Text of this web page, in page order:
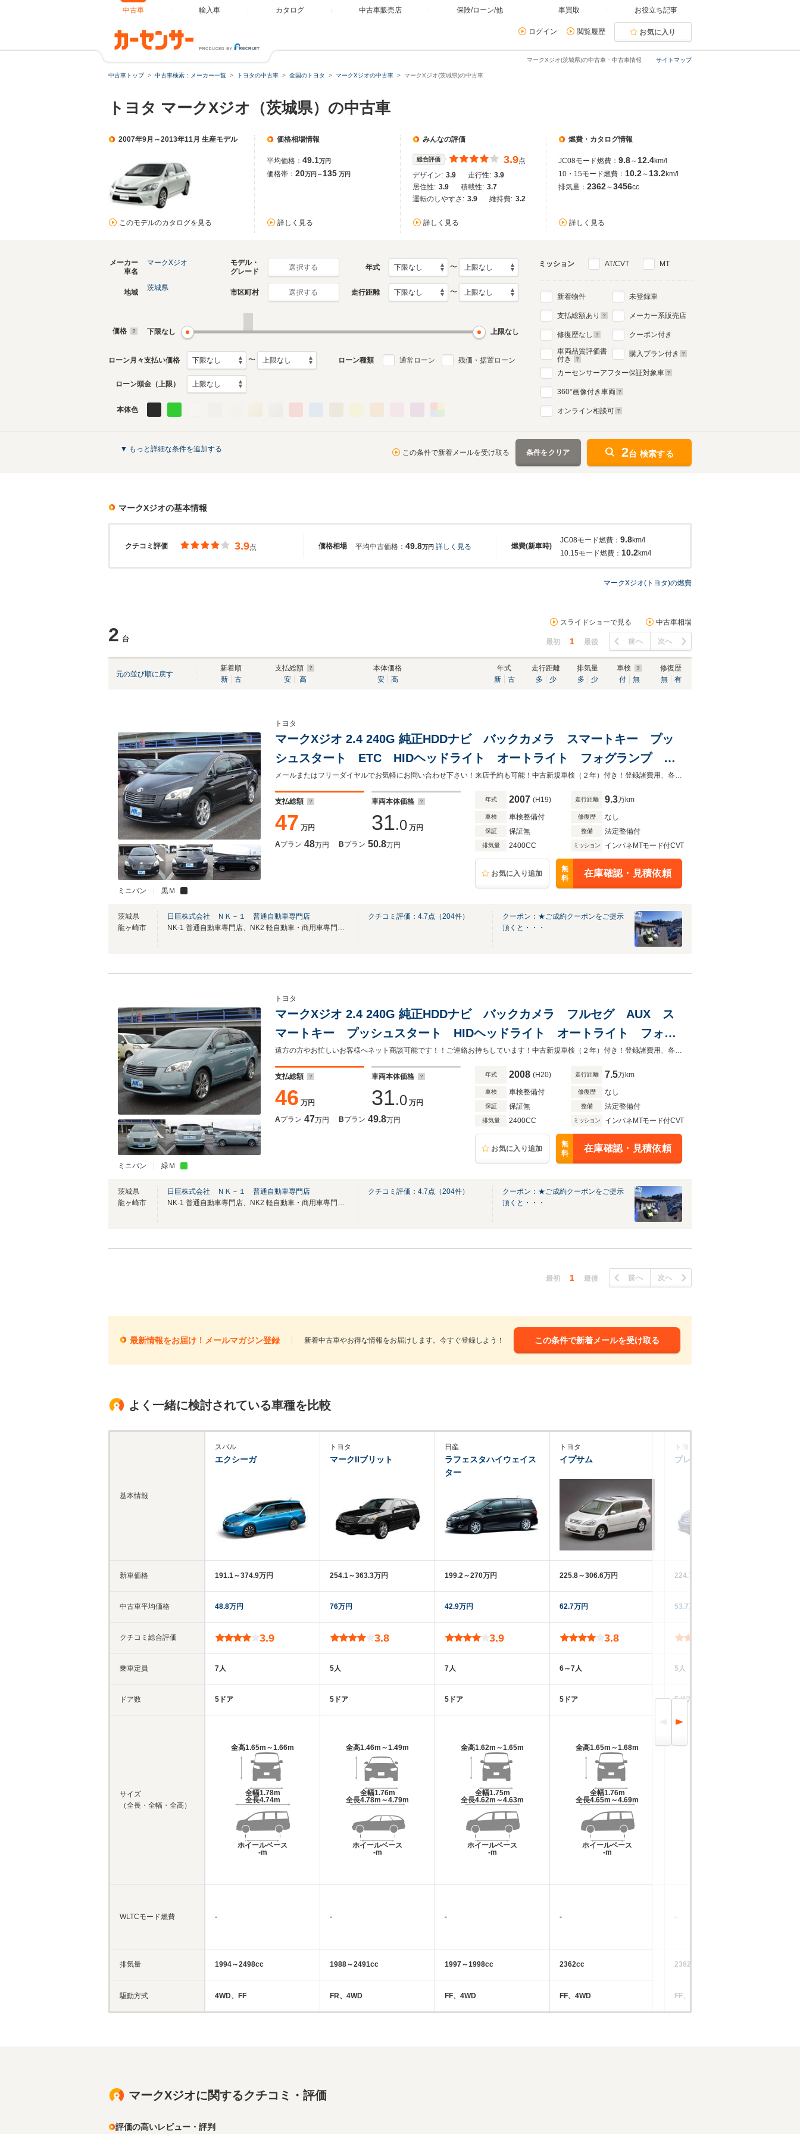
中古車 輸入車 カタログ 中古車販売店 保険/ローン/他 車買取 お役立ち記事
ログイン 閲覧履歴 お気に入り
サイトマップ
マークXジオ(茨城県)の中古車・中古車情報
中古車トップ 中古車検索：メーカー一覧 トヨタの中古車 全国のトヨタ マークXジオの中古車 マークXジオ(茨城県)の中古車
トヨタ マークXジオ（茨城県）の中古車
2007年9月～2013年11月 生産モデル
このモデルのカタログを見る
価格相場情報
平均価格： 49.1万円
価格帯： 20万円～135 万円
詳しく見る
みんなの評価
総合評価 3.9点
デザイン: 3.9 走行性: 3.9
居住性: 3.9 積載性: 3.7
運転のしやすさ: 3.9 維持費: 3.2
詳しく見る
燃費・カタログ情報
JC08モード燃費： 9.8～ 12.4km/l
10・15モード燃費： 10.2～ 13.2km/l
排気量： 2362～3456cc
詳しく見る
メーカー
車名
マークXジオ
モデル・
グレード
選択する 年式 〜
地域
茨城県
市区町村 選択する 走行距離 〜
価格 下限なし 上限なし
ローン月々支払い価格 〜 ローン種類 通常ローン 残価・据置ローン
ローン頭金（上限）
本体色
ミッション AT/CVT MT
新着物件
支払総額あり
修復歴なし
車両品質評価書
付き
未登録車
メーカー系販売店
クーポン付き
購入プラン付き
カーセンサーアフター保証対象車
360°画像付き車両
オンライン相談可
▼ もっと詳細な条件を追加する この条件で新着メールを受け取る 条件をクリア 2台 検索する
マークXジオの基本情報
クチコミ評価 価格相場 燃費(新車時)
3.9点 平均中古価格： 49.8万円 詳しく見る
JC08モード燃費： 9.8km/l
10.15モード燃費： 10.2km/l
マークXジオ(トヨタ)の燃費
2 台
スライドショーで見る 中古車相場
最初 1 最後 前へ 次へ
元の並び順に戻す
新着順
新
古
支払総額
安
高
本体価格
安
高
年式
新
古
走行距離
多
少
排気量
多
少
車検
付
無
修復歴
無
有
ミニバン 黒Ｍ
トヨタ
マークXジオ 2.4 240G 純正HDDナビ バックカメラ スマートキー プッ
シュスタート ETC HIDヘッドライト オートライト フォグランプ パ
ワーシート 社外アルミ
メールまたはフリーダイヤルでお気軽にお問い合わせ下さい！来店予約も可能！中古新規車検（２年）付き！登録諸費用、各税金、すべて総額に含みます（関東のみ）納車費用は別途必要です
支払総額
47 万円
車両本体価格
31.0 万円
Aプラン 48万円 Bプラン 50.8万円
年式 2007 (H19) 走行距離 9.3万km
車検 車検整備付 修復歴 なし
保証 保証無 整備 法定整備付
排気量 2400CC ミッション インパネMTモード付CVT
お気に入り追加
無
料
在庫確認・見積依頼
茨城県
龍ヶ崎市
日巨株式会社 ＮＫ－１ 普通自動車専門店
NK-1 普通自動車専門店、NK2 軽自動車・商用車専門店にて総在庫車両約300台展示中！
クチコミ評価： 4.7点（204件）
クーポン：★ご成約クーポンをご提示
頂くと・・・
ミニバン 緑Ｍ
トヨタ
マークXジオ 2.4 240G 純正HDDナビ バックカメラ フルセグ AUX ス
マートキー プッシュスタート HIDヘッドライト オートライト フォグ
ランプ ETC リアコーナーセンサー パワーシート
遠方の方やお忙しいお客様へネット商談可能です！！ご連絡お持ちしています！中古新規車検（２年）付き！登録諸費用、各税金、すべて総額に含みます（関東のみ）納車費用は別途必要です
支払総額
46 万円
車両本体価格
31.0 万円
Aプラン 47万円 Bプラン 49.8万円
年式 2008 (H20) 走行距離 7.5万km
車検 車検整備付 修復歴 なし
保証 保証無 整備 法定整備付
排気量 2400CC ミッション インパネMTモード付CVT
お気に入り追加
無
料
在庫確認・見積依頼
茨城県
龍ヶ崎市
日巨株式会社 ＮＫ－１ 普通自動車専門店
NK-1 普通自動車専門店、NK2 軽自動車・商用車専門店にて総在庫車両約300台展示中！
クチコミ評価： 4.7点（204件）
クーポン：★ご成約クーポンをご提示
頂くと・・・
最初 1 最後 前へ 次へ
最新情報をお届け！メールマガジン登録 新着中古車やお得な情報をお届けします。今すぐ登録しよう！ この条件で新着メールを受け取る
よく一緒に検討されている車種を比較
基本情報
新車価格
中古車平均価格
クチコミ総合評価
乗車定員
ドア数
サイズ
（全長・全幅・全高）
WLTCモード燃費
排気量
駆動方式
スバル
エクシーガ
191.1～374.9万円
48.8万円
3.9
7人
5ドア
全高1.65m～1.66m
全幅1.78m
全長4.74m
ホイールベース
-m
-
1994～2498cc
4WD、FF
トヨタ
マークIIブリット
254.1～363.3万円
76万円
3.8
5人
5ドア
全高1.46m～1.49m
全幅1.76m
全長4.78m～4.79m
ホイールベース
-m
-
1988～2491cc
FR、4WD
日産
ラフェスタハイウェイス
ター
199.2～270万円
42.9万円
3.9
7人
5ドア
全高1.62m～1.65m
全幅1.75m
全長4.62m～4.63m
ホイールベース
-m
-
1997～1998cc
FF、4WD
トヨタ
イプサム
225.8～306.6万円
62.7万円
3.8
6～7人
5ドア
全高1.65m～1.68m
全幅1.76m
全長4.65m～4.69m
ホイールベース
-m
-
2362cc
FF、4WD
トヨタ
ブレイド
224.7～342.3万円
53.7万円
5人
5ドア
-
2362～3456cc
FF、4WD
マークXジオに関するクチコミ・評価
評価の高いレビュー・評判